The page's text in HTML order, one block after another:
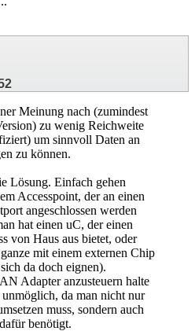
Meinung nach (zumindest
zu wenig Reichweite
um sinnvoll Daten an
zu können.
Lösung. Einfach gehen
Accesspoint, der an einen
angeschlossen werden
hat einen uC, der einen
von Haus aus bietet, oder
mit einem externen Chip
da doch eignen).
Adapter anzusteuern halte
da man nicht nur
muss, sondern auch
benötigt.